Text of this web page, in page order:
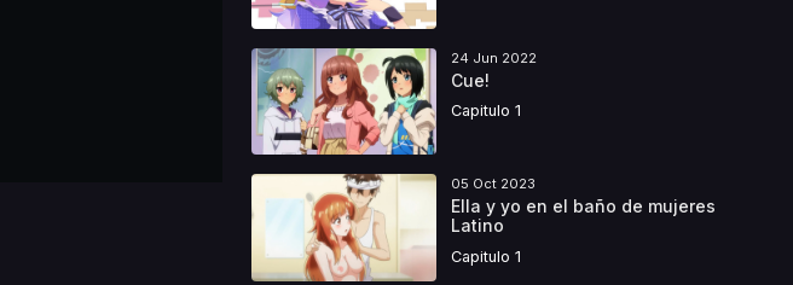
24 Jun 2022
Cue!
Capitulo 1
05 Oct 2023
Ella y yo en el baño de mujeres
Latino
Capitulo 1